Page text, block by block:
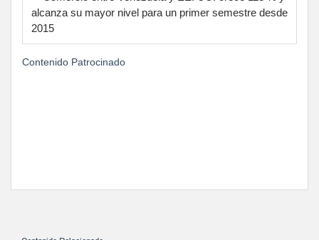
alcanza su mayor nivel para un primer semestre desde
2015
Contenido Patrocinado